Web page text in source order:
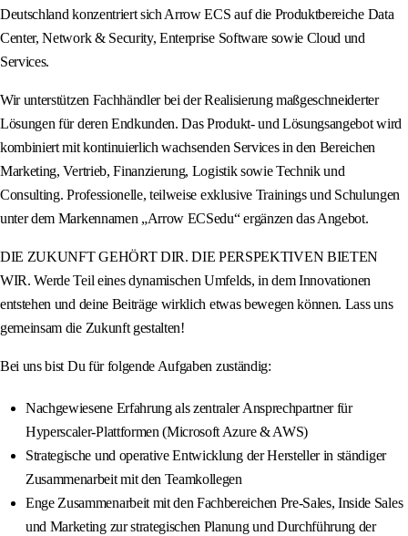
Deutschland konzentriert sich Arrow ECS auf die Produktbereiche Data
Center, Network & Security, Enterprise Software sowie Cloud und
Services.
Wir unterstützen Fachhändler bei der Realisierung maßgeschneiderter
Lösungen für deren Endkunden. Das Produkt- und Lösungsangebot wird
kombiniert mit kontinuierlich wachsenden Services in den Bereichen
Marketing, Vertrieb, Finanzierung, Logistik sowie Technik und
Consulting. Professionelle, teilweise exklusive Trainings und Schulungen
unter dem Markennamen „Arrow ECSedu“ ergänzen das Angebot.
DIE ZUKUNFT GEHÖRT DIR. DIE PERSPEKTIVEN BIETEN
WIR. Werde Teil eines dynamischen Umfelds, in dem Innovationen
entstehen und deine Beiträge wirklich etwas bewegen können. Lass uns
gemeinsam die Zukunft gestalten!
Bei uns bist Du für folgende Aufgaben zuständig:
Nachgewiesene Erfahrung als zentraler Ansprechpartner für
Hyperscaler-Plattformen (Microsoft Azure & AWS)
Strategische und operative Entwicklung der Hersteller in ständiger
Zusammenarbeit mit den Teamkollegen
Enge Zusammenarbeit mit den Fachbereichen Pre-Sales, Inside Sales
und Marketing zur strategischen Planung und Durchführung der